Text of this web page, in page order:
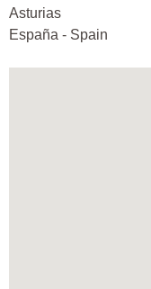
Asturias
España - Spain